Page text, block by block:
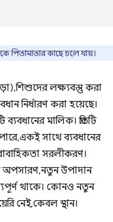
পিতামাতার কাছে চলে যায়।
শিশুদের লক্ষ্যবস্তু করা
নির্ধারণ করা হয়েছে।
মালিক। প্রতিটি
একই সাথে ব্যবধানের
সরলীকরণ।
অপসারণ, নতুন উপাদান
থাকে। কোনও নতুন
নেই, কেবল স্থান।